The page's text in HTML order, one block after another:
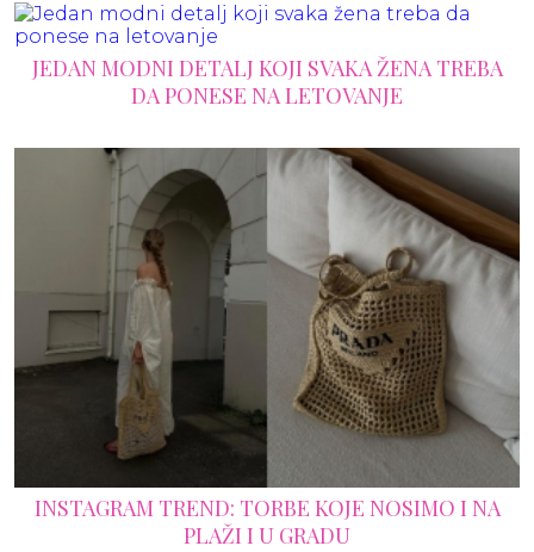
JEDAN MODNI DETALJ KOJI SVAKA ŽENA TREBA
DA PONESE NA LETOVANJE
INSTAGRAM TREND: TORBE KOJE NOSIMO I NA
PLAŽI I U GRADU